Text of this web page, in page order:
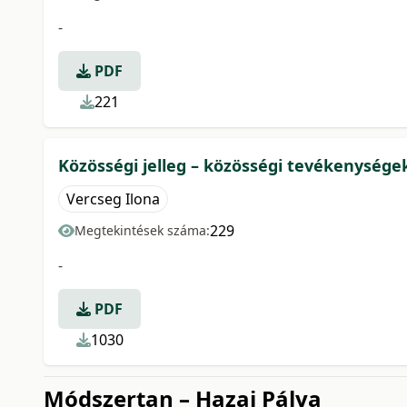
-
PDF
221
Közösségi jelleg – közösségi
Vercseg Ilona
Megtekintések száma:229
-
PDF
1030
Módszertan – Hazai Pálya